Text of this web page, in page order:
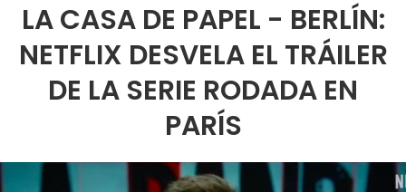
LA CASA DE PAPEL - BERLÍN:
NETFLIX DESVELA EL TRÁILER
DE LA SERIE RODADA EN
PARÍS